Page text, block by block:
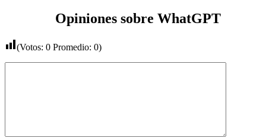
Opiniones sobre WhatGPT
(Votos: 0 Promedio: 0)